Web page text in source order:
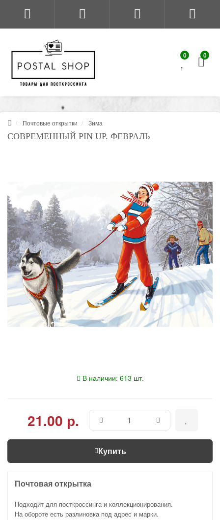
0 0
Почтовые открытки Зима
СОВРЕМЕННЫЙ PIN UP. ФЕВРАЛЬ
В наличии: 613 шт.
21.00 р.
Купить
Почтовая открытка
Подходит для посткроссинга и коллекционирования.
На обороте есть разлиновка под адрес и марки.